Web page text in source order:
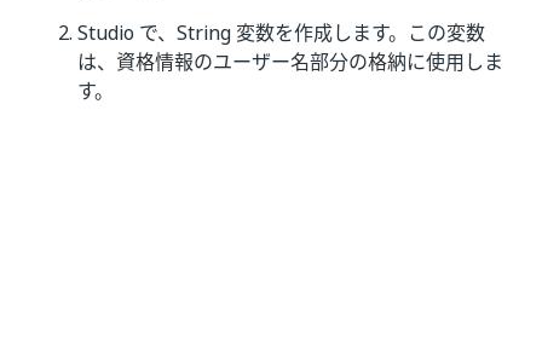
Studio で、String 変数を作成します。この変数
は、資格情報のユーザー名部分の格納に使用しま
す。